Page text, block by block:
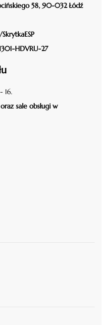
58, 90-032 Łódź
HDVRU-27
16.
sale obsługi w